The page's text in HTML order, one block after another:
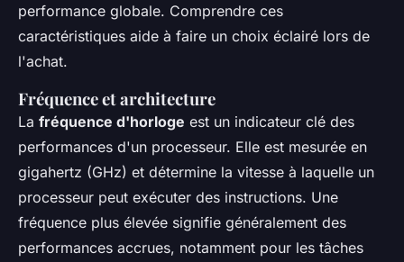
performance globale. Comprendre ces
caractéristiques aide à faire un choix éclairé lors de
l'achat.
Fréquence et architecture
La fréquence d'horloge est un indicateur clé des
performances d'un processeur. Elle est mesurée en
gigahertz (GHz) et détermine la vitesse à laquelle un
processeur peut exécuter des instructions. Une
fréquence plus élevée signifie généralement des
performances accrues, notamment pour les tâches